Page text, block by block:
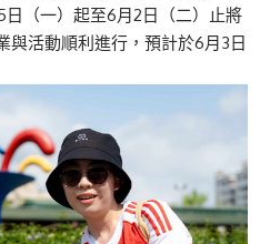
日（一）起至6月2日（二）止將
與活動順利進行，預計於6月3日